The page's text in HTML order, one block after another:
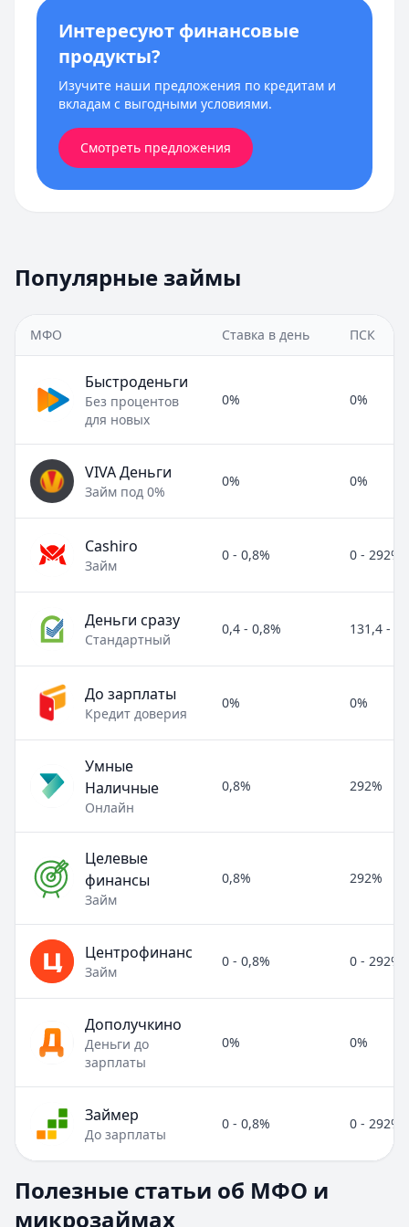
Интересуют финансовые
продукты?
Изучите наши предложения по кредитам и
вкладам с выгодными условиями.
Смотреть предложения
Популярные займы
МФО Ставка в день ПСК
Быстроденьги
Без процентов
для новых
0% 0%
VIVA Деньги
Займ под 0%
0% 0%
Cashiro
Займ
0 - 0,8% 0 - 292%
Деньги сразу
Стандартный
0,4 - 0,8% 131,4 -
До зарплаты
Кредит доверия
0% 0%
Умные
Наличные
Онлайн
0,8% 292%
Целевые
финансы
Займ
0,8% 292%
Центрофинанс
Займ
0 - 0,8% 0 - 292%
Дополучкино
Деньги до
зарплаты
0% 0%
Займер
До зарплаты
0 - 0,8% 0 - 292%
Раздел:МФО и микрозаймы. Всего статей: 8.
Займ под расписку
Полезные статьи об МФО и
микрозаймах